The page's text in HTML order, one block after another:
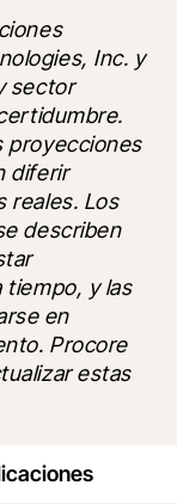
Inc. y
sector
proyecciones
diferir
reales. Los
describen
tiempo, y las
en
Procore
estas